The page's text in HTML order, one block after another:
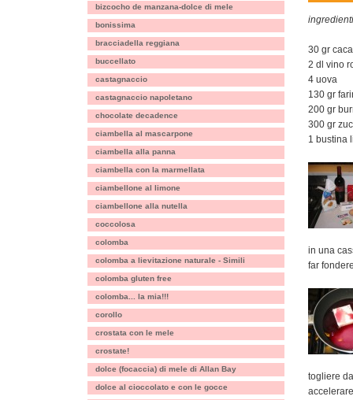
bizcocho de manzana-dolce di mele
bonissima
bracciadella reggiana
buccellato
castagnaccio
castagnaccio napoletano
chocolate decadence
ciambella al mascarpone
ciambella alla panna
ciambella con la marmellata
ciambellone al limone
ciambellone alla nutella
coccolosa
colomba
colomba a lievitazione naturale - Simili
colomba gluten free
colomba... la mia!!!
corollo
crostata con le mele
crostate!
dolce (focaccia) di mele di Allan Bay
dolce al cioccolato e con le gocce
30 gr
2 dl vino
4 uova
130 gr
200 gr
300 gr
1 bustina
in una
far
togliere